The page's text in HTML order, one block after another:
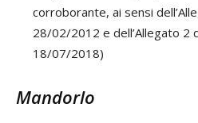
corroborante, ai sensi
28/02/2012 e dell’Allegato 2
18/07/2018)
Mandorlo